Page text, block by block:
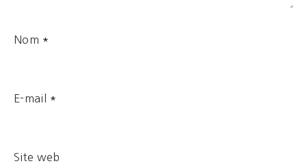
Nom *
E-mail *
Site web